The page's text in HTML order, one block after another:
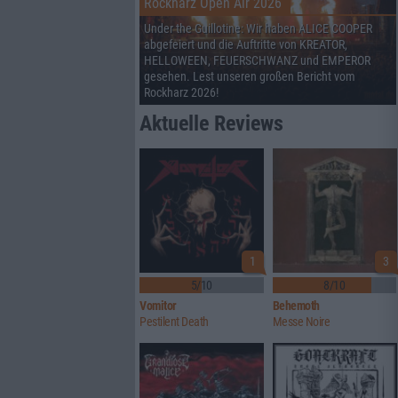
Under the Guillotine: Wir haben ALICE COOPER
abgefeiert und die Auftritte von KREATOR,
HELLOWEEN, FEUERSCHWANZ und EMPEROR
gesehen. Lest unseren großen Bericht vom
Rockharz 2026!
Aktuelle Reviews
1
5/10
Vomitor
Pestilent Death
3
8/10
Behemoth
Messe Noire